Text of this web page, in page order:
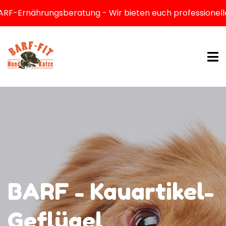
Ernährungsberatung - Wir bieten euch
BARF - Kauartikel-